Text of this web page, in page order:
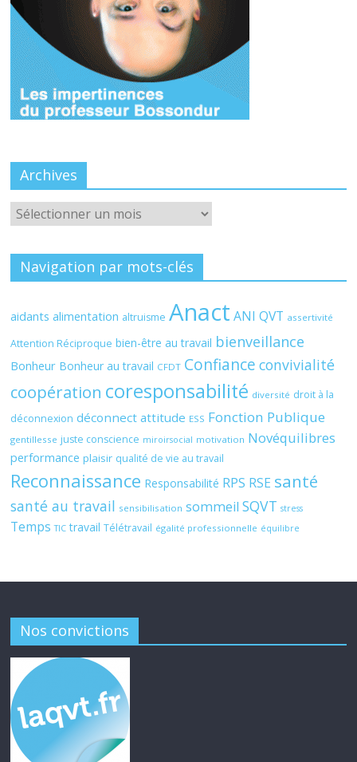
Archives
Archives
Navigation par mots-clés
aidants alimentation altruisme Anact ANI QVT assertivité
Attention Réciproque bien-être au travail bienveillance
Bonheur Bonheur au travail CFDT Confiance convivialité
coopération coresponsabilité diversité droit à la
déconnexion déconnect attitude ESS Fonction Publique
gentillesse juste conscience miroirsocial motivation Novéquilibres
performance plaisir qualité de vie au travail
Reconnaissance Responsabilité RPS RSE santé
santé au travail sensibilisation sommeil SQVT stress
Temps TIC travail Télétravail égalité professionnelle équilibre
Nos convictions